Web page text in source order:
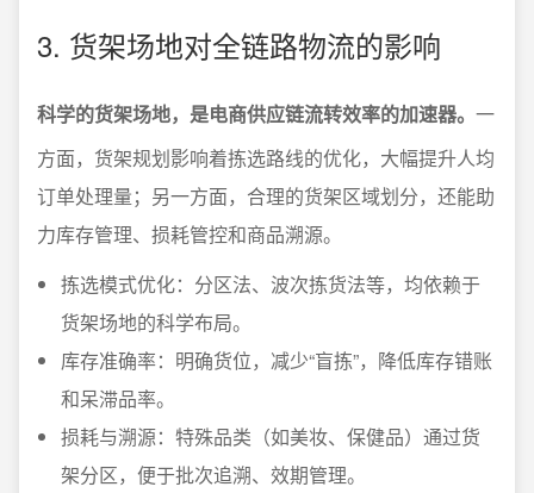
3. 货架场地对全链路物流的影响
科学的货架场地，是电商供应链流转效率的加速器。 一
方面，货架规划影响着拣选路线的优化，大幅提升人均
订单处理量；另一方面，合理的货架区域划分，还能助
力库存管理、损耗管控和商品溯源。
拣选模式优化：分区法、波次拣货法等，均依赖于
货架场地的科学布局。
库存准确率：明确货位，减少“盲拣”，降低库存错账
和呆滞品率。
损耗与溯源：特殊品类（如美妆、保健品）通过货
架分区，便于批次追溯、效期管理。